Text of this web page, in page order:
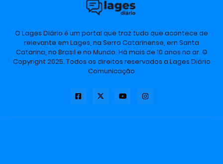
O Lages Diário é um portal que traz tudo que acontece de
relevante em Lages, na Serra Catarinense, em Santa
Catarina, no Brasil e no Mundo. Há mais de 10 anos no ar. ©
Copyright 2025. Todos os direitos reservados a Lages Diário
Comunicação